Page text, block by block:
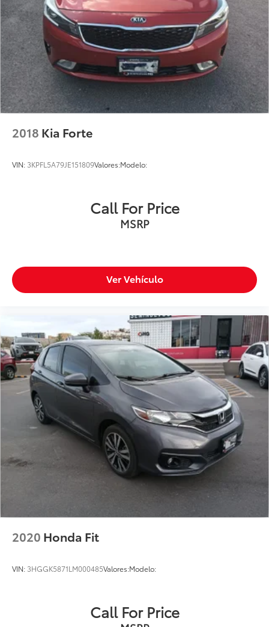
2018 Kia Forte
VIN: 3KPFL5A79JE151809Valores:Modelo:
Call For Price
MSRP
Ver Vehículo
2020 Honda Fit
VIN: 3HGGK5871LM000485Valores:Modelo:
Call For Price